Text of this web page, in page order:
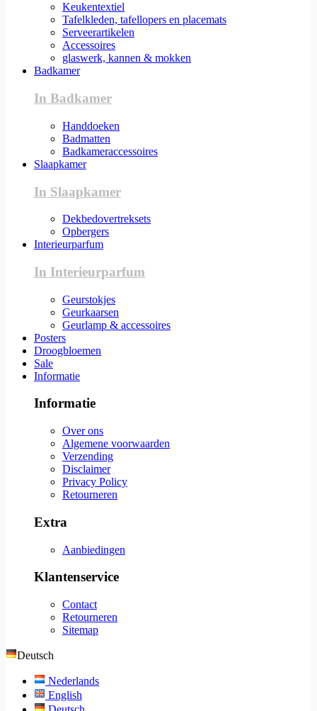
Keukentextiel
Tafelkleden, tafellopers en placemats
Serveerartikelen
Accessoires
glaswerk, kannen & mokken
Badkamer
In Badkamer
Handdoeken
Badmatten
Badkameraccessoires
Slaapkamer
In Slaapkamer
Dekbedovertreksets
Opbergers
Interieurparfum
In Interieurparfum
Geurstokjes
Geurkaarsen
Geurlamp & accessoires
Posters
Droogbloemen
Sale
Informatie
Informatie
Over ons
Algemene voorwaarden
Verzending
Disclaimer
Privacy Policy
Retourneren
Extra
Aanbiedingen
Klantenservice
Contact
Retourneren
Sitemap
Deutsch
Nederlands
English